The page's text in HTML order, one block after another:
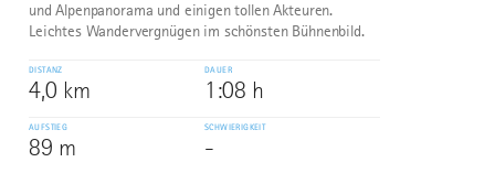
und Alpenpanorama und einigen tollen Akteuren.
Leichtes Wandervergnügen im schönsten Bühnenbild.
DISTANZ
4,0 km
DAUER
1:08 h
AUFSTIEG
89 m
SCHWIERIGKEIT
-